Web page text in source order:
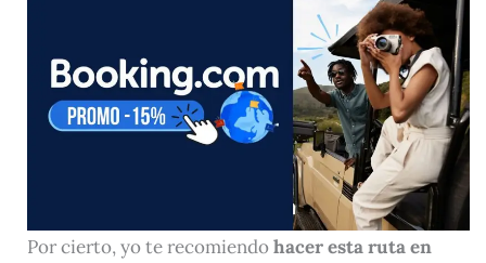
Por cierto, yo te recomiendohacer esta ruta en